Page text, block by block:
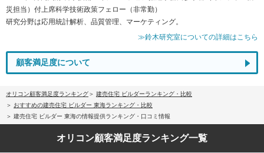
災担当）付上席科学技術政策フェロー（非常勤）
研究分野は応用統計解析、品質管理、マーケティング。
≫鈴木研究室についての詳細はこちら
顧客満足度について
オリコン顧客満足度ランキング
建売住宅 ビルダーランキング・比較
おすすめの建売住宅 ビルダー 東海ランキング・比較
建売住宅 ビルダー 東海の情報提供ランキング・口コミ情報
オリコン顧客満足度ランキング一覧